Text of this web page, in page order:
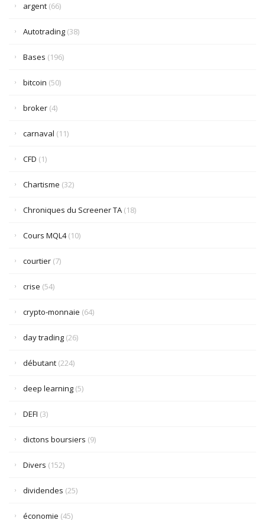
argent (66)
Autotrading (38)
Bases (196)
bitcoin (50)
broker (4)
carnaval (11)
CFD (1)
Chartisme (32)
Chroniques du Screener TA (18)
Cours MQL4(10)
courtier (7)
crise (54)
crypto-monnaie (64)
day trading (26)
débutant (224)
deep learning (5)
DEFI (3)
dictons boursiers (9)
Divers (152)
dividendes (25)
économie (45)